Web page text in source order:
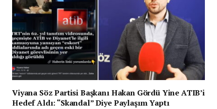
Viyana Söz Partisi Başkanı Hakan Gördü Yine ATIB’i
Hedef Aldı: “Skandal” Diye Paylaşım Yaptı